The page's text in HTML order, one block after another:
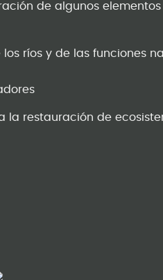
de algunos
ríos y de las funciones
la restauración de